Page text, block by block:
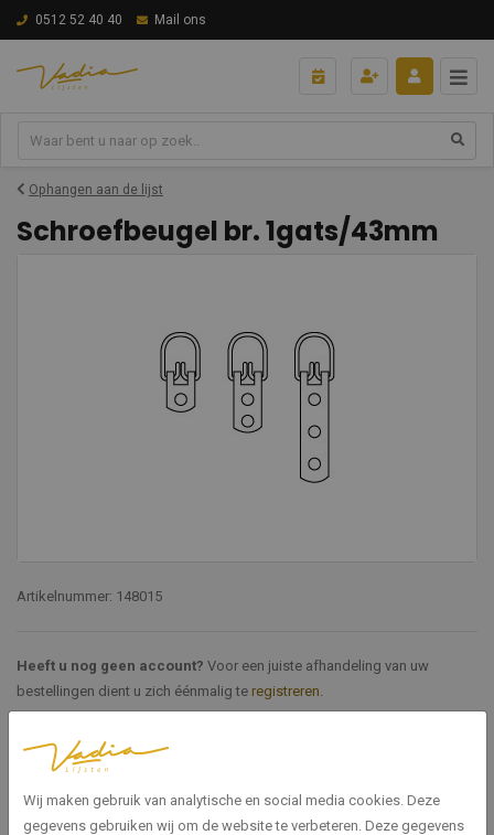
0512 52 40 40 Mail ons
Ophangen aan de lijst
Schroefbeugel br. 1gats/43mm
Artikelnummer: 148015
Heeft u nog geen account? Voor een juiste afhandeling van uw
bestellingen dient u zich éénmalig te registreren.
Specificaties
Artikelnummer 148015
Wij maken gebruik van analytische en social media cookies. Deze
gegevens gebruiken wij om de website te verbeteren. Deze gegevens